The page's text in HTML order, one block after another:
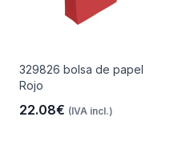
329826 bolsa de papel
Rojo
22.08€ (IVA incl.)